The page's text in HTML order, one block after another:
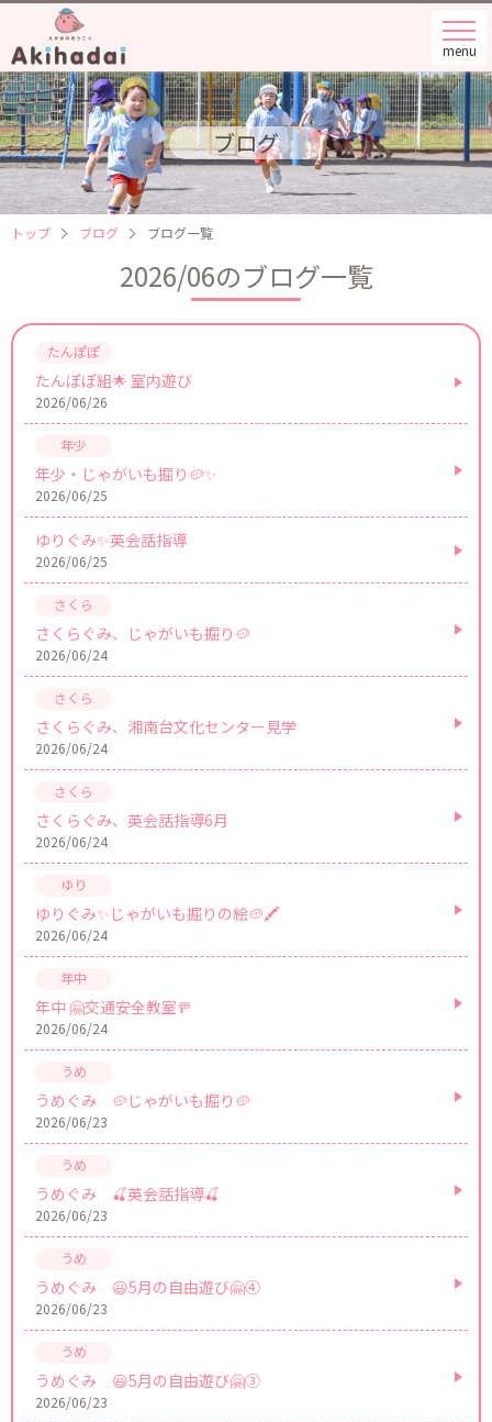
menu
ブログ
トップ ブログ ブログ一覧
2026/06のブログ一覧
たんぽぽ組🌟 室内遊び
2026/06/26
年少・じゃがいも掘り🥔✨
2026/06/25
ゆりぐみ✨英会話指導
2026/06/25
さくらぐみ、じゃがいも掘り🥔
2026/06/24
さくらぐみ、湘南台文化センター見学
2026/06/24
さくらぐみ、英会話指導6月
2026/06/24
ゆりぐみ✨じゃがいも掘りの絵🥔🖍
2026/06/24
年中 🤗交通安全教室🚥
2026/06/24
うめぐみ 🥔じゃがいも掘り🥔
2026/06/23
うめぐみ 🍒英会話指導🍒
2026/06/23
うめぐみ 😃5月の自由遊び🤗④
2026/06/23
うめぐみ 😃5月の自由遊び🤗③
2026/06/23